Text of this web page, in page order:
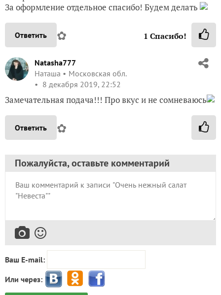
За оформление отдельное спасибо! Будем делать
Ответить ✿ 1 Спасибо!
Natasha777
Наташа
Московская обл.
8 декабря 2019, 22:52
Замечательная подача!!! Про вкус и не сомневаюсь
Ответить ✿
Пожалуйста, оставьте комментарий
Ваш E-mail:
Или через: